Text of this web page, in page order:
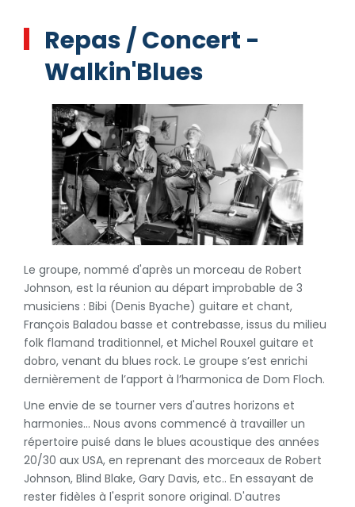
Repas / Concert -
Walkin'Blues
Le groupe, nommé d'après un morceau de Robert
Johnson, est la réunion au départ improbable de 3
musiciens : Bibi (Denis Byache) guitare et chant,
François Baladou basse et contrebasse, issus du milieu
folk flamand traditionnel, et Michel Rouxel guitare et
dobro, venant du blues rock. Le groupe s’est enrichi
dernièrement de l’apport à l’harmonica de Dom Floch.
Une envie de se tourner vers d'autres horizons et
harmonies... Nous avons commencé à travailler un
répertoire puisé dans le blues acoustique des années
20/30 aux USA, en reprenant des morceaux de Robert
Johnson, Blind Blake, Gary Davis, etc.. En essayant de
rester fidèles à l'esprit sonore original. D'autres